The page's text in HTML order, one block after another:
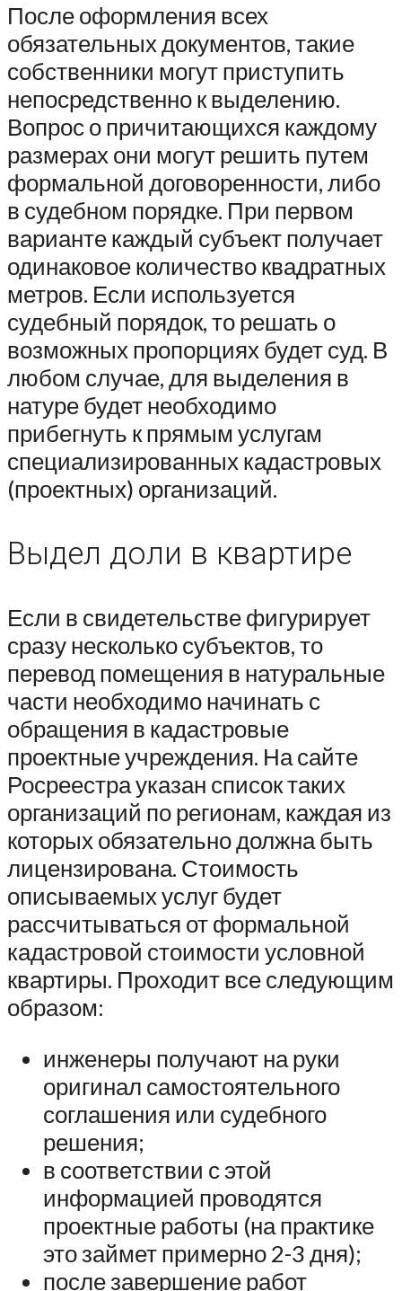
После оформления всех
обязательных документов, такие
собственники могут приступить
непосредственно к выделению.
Вопрос о причитающихся каждому
размерах они могут решить путем
формальной договоренности, либо
в судебном порядке. При первом
варианте каждый субъект получает
одинаковое количество квадратных
метров. Если используется
судебный порядок, то решать о
возможных пропорциях будет суд. В
любом случае, для выделения в
натуре будет необходимо
прибегнуть к прямым услугам
специализированных кадастровых
(проектных) организаций.
Выдел доли в квартире
Если в свидетельстве фигурирует
сразу несколько субъектов, то
перевод помещения в натуральные
части необходимо начинать с
обращения в кадастровые
проектные учреждения. На сайте
Росреестра указан список таких
организаций по регионам, каждая из
которых обязательно должна быть
лицензирована. Стоимость
описываемых услуг будет
рассчитываться от формальной
кадастровой стоимости условной
квартиры. Проходит все следующим
образом:
инженеры получают на руки
оригинал самостоятельного
соглашения или судебного
решения;
в соответствии с этой
информацией проводятся
проектные работы (на практике
это займет примерно 2-3 дня);
после завершение работ